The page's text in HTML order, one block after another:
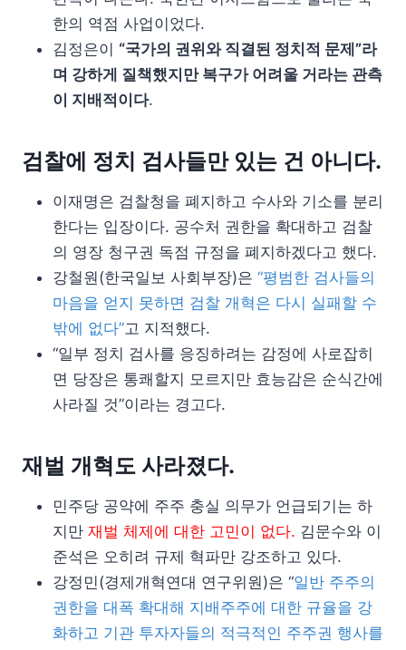
한의 역점 사업이었다.
김정은이 “국가의 권위와 직결된 정치적 문제”라
며 강하게 질책했지만 복구가 어려울 거라는 관측
이 지배적이다.
검찰에 정치 검사들만 있는 건 아니다.
이재명은 검찰청을 폐지하고 수사와 기소를 분리
한다는 입장이다. 공수처 권한을 확대하고 검찰
의 영장 청구권 독점 규정을 폐지하겠다고 했다.
강철원(한국일보 사회부장)은 “평범한 검사들의
마음을 얻지 못하면 검찰 개혁은 다시 실패할 수
밖에 없다”고 지적했다.
“일부 정치 검사를 응징하려는 감정에 사로잡히
면 당장은 통쾌할지 모르지만 효능감은 순식간에
사라질 것”이라는 경고다.
재벌 개혁도 사라졌다.
민주당 공약에 주주 충실 의무가 언급되기는 하
지만 재벌 체제에 대한 고민이 없다. 김문수와 이
준석은 오히려 규제 혁파만 강조하고 있다.
강정민(경제개혁연대 연구위원)은 “일반 주주의
권한을 대폭 확대해 지배주주에 대한 규율을 강
화하고 기관 투자자들의 적극적인 주주권 행사를